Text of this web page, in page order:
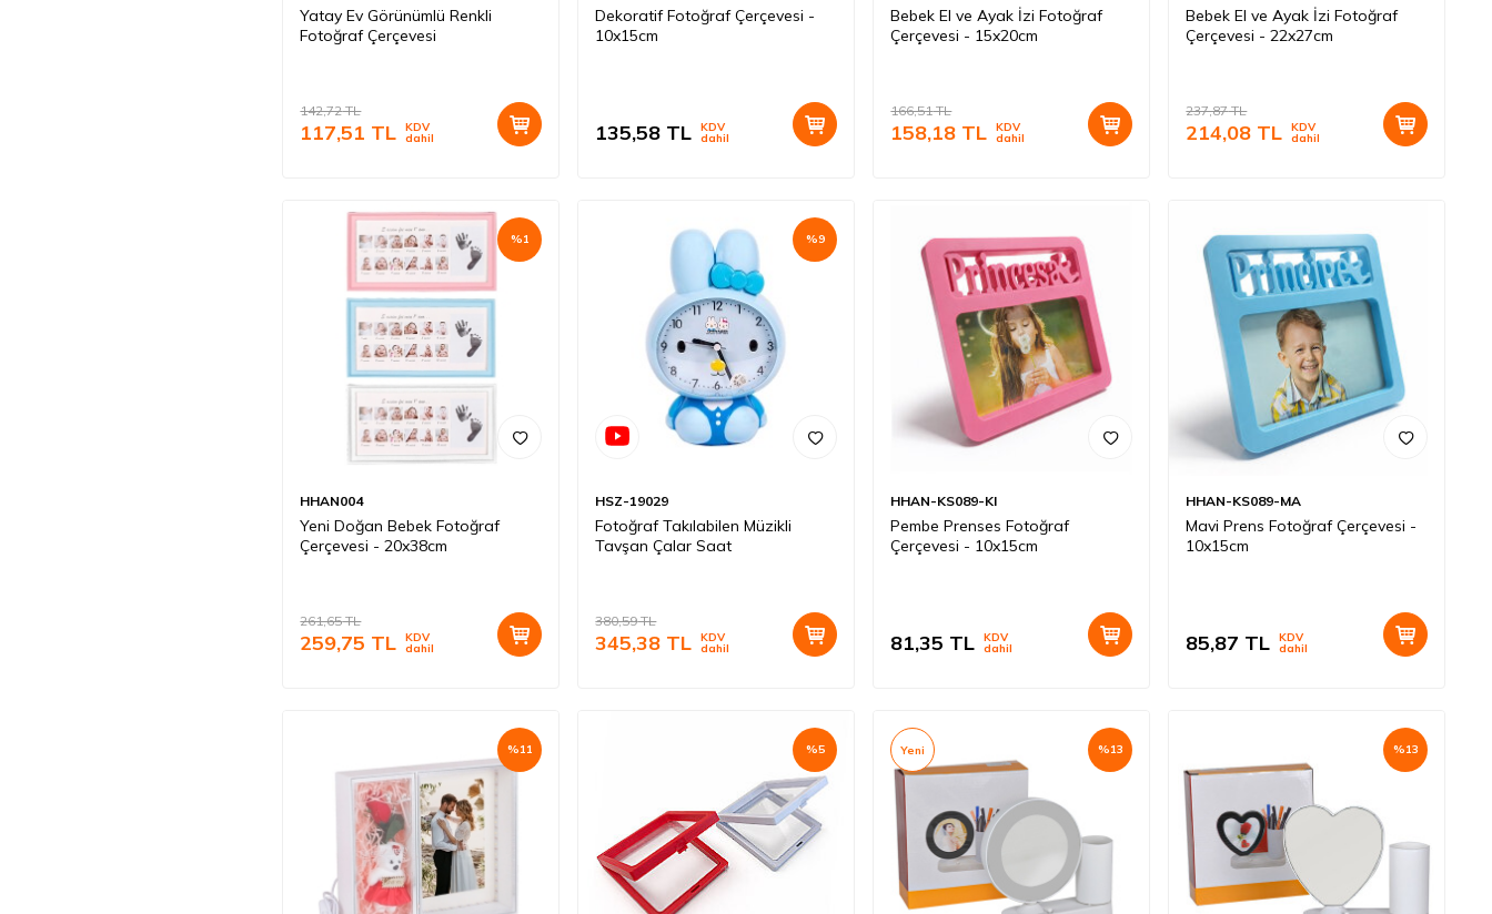
Yatay Ev Görünümlü Renkli
Fotoğraf Çerçevesi
142,72TL
117,51 TL KDV
dahil
Dekoratif Fotoğraf Çerçevesi -
10x15cm
135,58 TL KDV
dahil
Bebek El ve Ayak İzi Fotoğraf
Çerçevesi - 15x20cm
166,51TL
158,18 TL KDV
dahil
Bebek El ve Ayak İzi Fotoğraf
Çerçevesi - 22x27cm
237,87TL
214,08 TL KDV
dahil
%1
HHAN004
Yeni Doğan Bebek Fotoğraf
Çerçevesi - 20x38cm
261,65TL
259,75 TL KDV
dahil
%9
HSZ-19029
Fotoğraf Takılabilen Müzikli
Tavşan Çalar Saat
380,59TL
345,38 TL KDV
dahil
HHAN-KS089-KI
Pembe Prenses Fotoğraf
Çerçevesi - 10x15cm
81,35 TL KDV
dahil
HHAN-KS089-MA
Mavi Prens Fotoğraf Çerçevesi -
10x15cm
85,87 TL KDV
dahil
%11 %5 %13
Yeni %13